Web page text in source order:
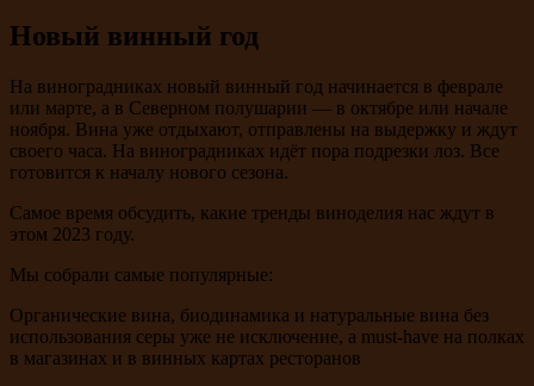
Новый винный год
На виноградниках новый винный год начинается в феврале
или марте, а в Северном полушарии — в октябре или начале
ноября. Вина уже отдыхают, отправлены на выдержку и ждут
своего часа. На виноградниках идёт пора подрезки лоз. Все
готовится к началу нового сезона.
Самое время обсудить, какие тренды виноделия нас ждут в
этом 2023 году.
Мы собрали самые популярные:
Органические вина, биодинамика и натуральные вина без
использования серы уже не исключение, а must-have на полках
в магазинах и в винных картах ресторанов